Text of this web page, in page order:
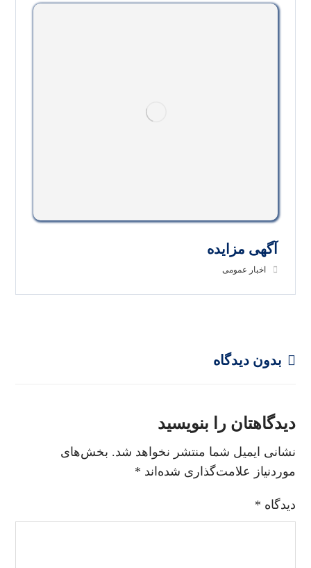
آگهی مزایده
اخبار عمومی
بدون دیدگاه
دیدگاهتان را بنویسید
نشانی ایمیل شما منتشر نخواهد شد. بخش‌های
موردنیاز علامت‌گذاری شده‌اند *
دیدگاه *